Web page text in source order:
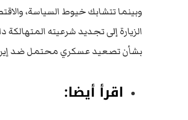
وبينما تتشابك خيوط السياسة،
الزيارة إلى تجديد شرعيته
بشأن تصعيد عسكري محتمل ضد
اقرأ أيضا: